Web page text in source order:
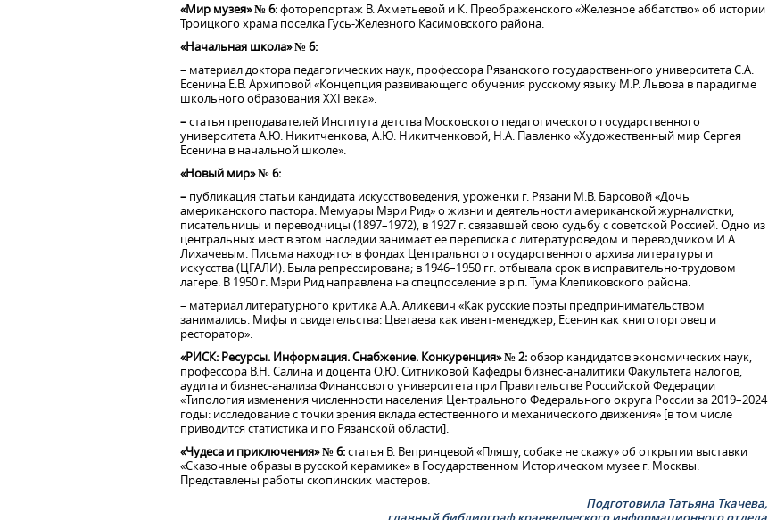
«Мир музея» № 6:фоторепортаж В. Ахметьевой и К. Преображенского «Железное аббатство» об истории
Троицкого храма поселка Гусь-Железного Касимовского района.
«Начальная школа» № 6:
– материал доктора педагогических наук, профессора Рязанского государственного университета С.А.
Есенина Е.В. Архиповой «Концепция развивающего обучения русскому языку М.Р. Львова в парадигме
школьного образования XXI века».
–статья преподавателей Института детства Московского педагогического государственного
университета А.Ю. Никитченкова, А.Ю. Никитченковой, Н.А. Павленко «Художественный мир Сергея
Есенина в начальной школе».
«Новый мир» № 6:
– публикация статьи кандидата искусствоведения, уроженки г. Рязани М.В. Барсовой «Дочь
американского пастора. Мемуары Мэри Рид» о жизни и деятельности американской журналистки,
писательницы и переводчицы (1897–1972), в 1927 г. связавшей свою судьбу с советской Россией. Одно из
центральных мест в этом наследии занимает ее переписка с литературоведом и переводчиком И.А.
Лихачевым. Письма находятся в фондах Центрального государственного архива литературы и
искусства (ЦГАЛИ). Была репрессирована; в 1946–1950 гг. отбывала срок в исправительно-трудовом
лагере. В 1950 г. Мэри Рид направлена на спецпоселение в р.п. Тума Клепиковского района.
– материал литературного критика А.А. Аликевич «Как русские поэты предпринимательством
занимались. Мифы и свидетельства: Цветаева как ивент-менеджер, Есенин как книготорговец и
ресторатор».
«РИСК: Ресурсы. Информация. Снабжение. Конкуренция» № 2:обзор кандидатов экономических наук,
профессора В.Н. Салина и доцента О.Ю. Ситниковой Кафедры бизнес-аналитики Факультета налогов,
аудита и бизнес-анализа Финансового университета при Правительстве Российской Федерации
«Типология изменения численности населения Центрального Федерального округа России за 2019–2024
годы: исследование с точки зрения вклада естественного и механического движения» [в том числе
приводится статистика и по Рязанской области].
«Чудеса и приключения» № 6:статья В. Вепринцевой «Пляшу, собаке не скажу» об открытии выставки
«Сказочные образы в русской керамике» в Государственном Историческом музее г. Москвы.
Представлены работы скопинских мастеров.
Подготовила Татьяна Ткачева,